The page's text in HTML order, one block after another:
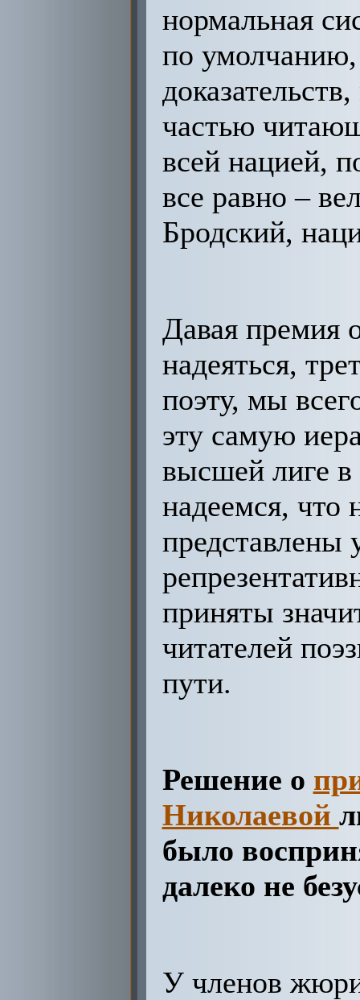
нормальная
по умолчанию,
частью
всей нацией,
все равно –
Бродский,
Давая премия
надеяться,
поэту, мы
эту самую
высшей лиге
надеемся, что
представлены
приняты
читателей
пути.
Решение о
Николаевой
было
далеко не
У членов жюри